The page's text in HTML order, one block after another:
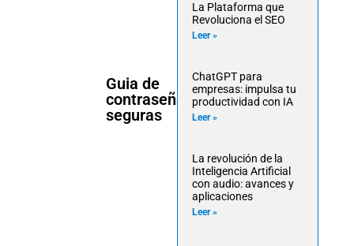
Guia de
contraseñas
seguras
La Plataforma que
Revoluciona el SEO
Leer »
ChatGPT para
empresas: impulsa tu
productividad con IA
Leer »
La revolución de la
Inteligencia Artificial
con audio: avances y
aplicaciones
Leer »